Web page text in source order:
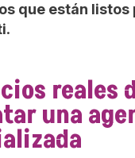
que están
.
reales
una